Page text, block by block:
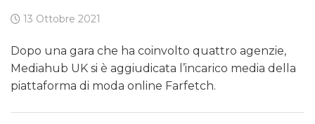
13 Ottobre 2021
Dopo una gara che ha coinvolto quattro agenzie,
Mediahub UK si è aggiudicata l’incarico media della
piattaforma di moda online Farfetch.